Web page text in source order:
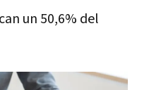
un 50,6% del